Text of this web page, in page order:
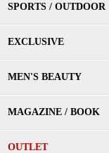
SPORTS / OUTDOOR
EXCLUSIVE
MEN'S BEAUTY
MAGAZINE / BOOK
OUTLET